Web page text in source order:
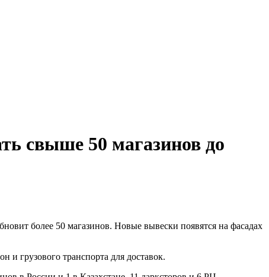
свыше 50 магазинов до